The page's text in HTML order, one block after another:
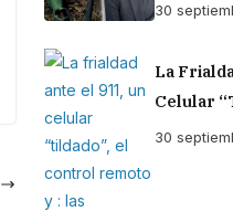
30
La
Celular
Remoto
30